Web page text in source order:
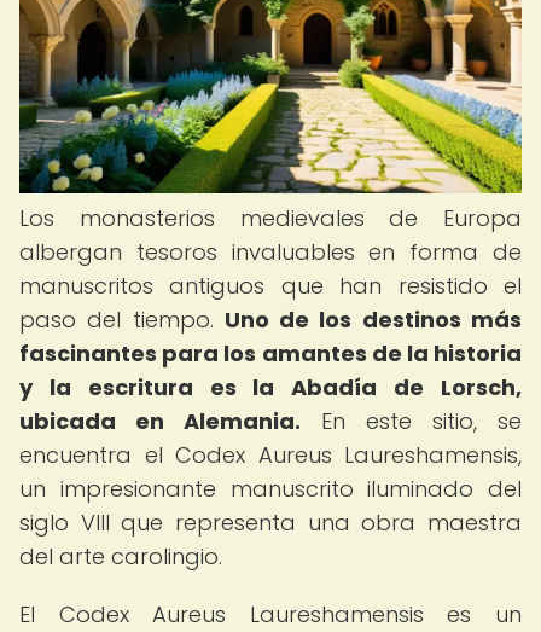
Los monasterios medievales de Europa
albergan tesoros invaluables en forma de
manuscritos antiguos que han resistido el
paso del tiempo. Uno de los destinos más
fascinantes para los amantes de la historia
y la escritura es la Abadía de Lorsch,
ubicada en Alemania. En este sitio, se
encuentra el Codex Aureus Laureshamensis,
un impresionante manuscrito iluminado del
siglo VIII que representa una obra maestra
del arte carolingio.
El Codex Aureus Laureshamensis es un